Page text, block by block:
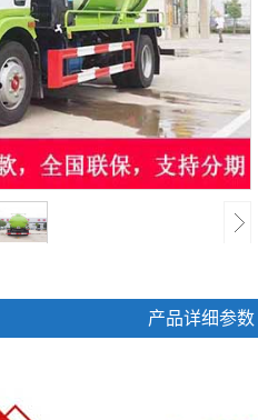
产品详细参数